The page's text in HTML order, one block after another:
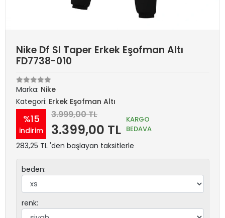
Nike Df SI Taper Erkek Eşofman Altı
FD7738-010
Marka: Nike
Kategori: Erkek Eşofman Altı
%15
indirim
3.999,00 TL
3.399,00 TL
KARGO
BEDAVA
283,25 TL 'den başlayan taksitlerle
beden:
renk: